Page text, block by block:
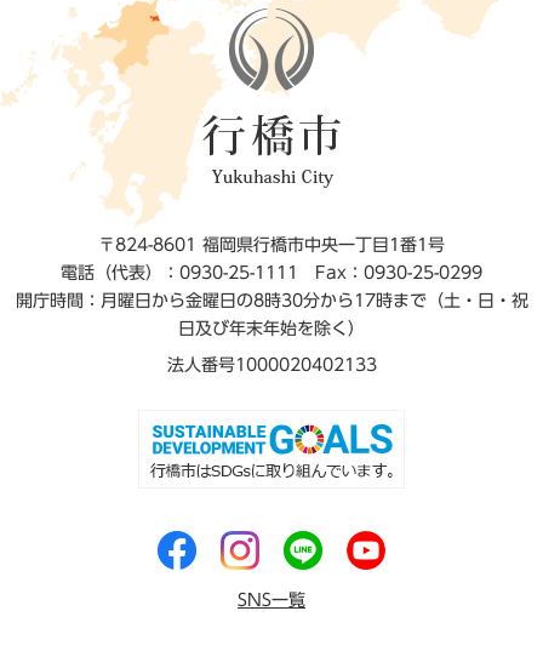
〒824-8601 福岡県行橋市中央一丁目1番1号
電話（代表）：0930-25-1111
Fax：0930-25-0299
開庁時間：月曜日から金曜日の8時30分から17時まで（土・日・祝
日及び年末年始を除く）
法人番号1000020402133
SNS一覧